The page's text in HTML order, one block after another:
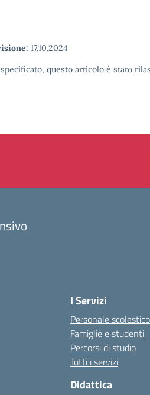
17.10.2024
questo articolo è stato
I Servizi
Personale scolastico
Famiglie e studenti
Percorsi di studio
Tutti i servizi
Didattica